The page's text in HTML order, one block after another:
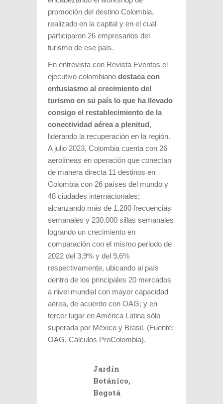
promoción del destino Colombia,
realizado en la capital y en el cual
participaron 26 empresarios del
turismo de ese país.
En entrevista con Revista Eventos el
ejecutivo colombiano destaca con
entusiasmo al crecimiento del
turismo en su país lo que ha llevado
consigo el restablecimiento de la
conectividad aérea a plenitud,
liderando la recuperación en la región.
A julio 2023, Colombia cuenta con 26
aerolíneas en operación que conectan
de manera directa 11 destinos en
Colombia con 26 países del mundo y
48 ciudades internacionales;
alcanzando más de 1.280 frecuencias
semanales y 230.000 sillas semanales
logrando un crecimiento en
comparación con el mismo periodo de
2022 del 3,9% y del 9,6%
respectivamente, ubicando al país
dentro de los principales 20 mercados
a nivel mundial con mayor capacidad
aérea, de acuerdo con OAG; y en
tercer lugar en América Latina sólo
superada por México y Brasil. (Fuente:
OAG. Cálculos ProColombia).
Jardín
Botánico,
Bogotá